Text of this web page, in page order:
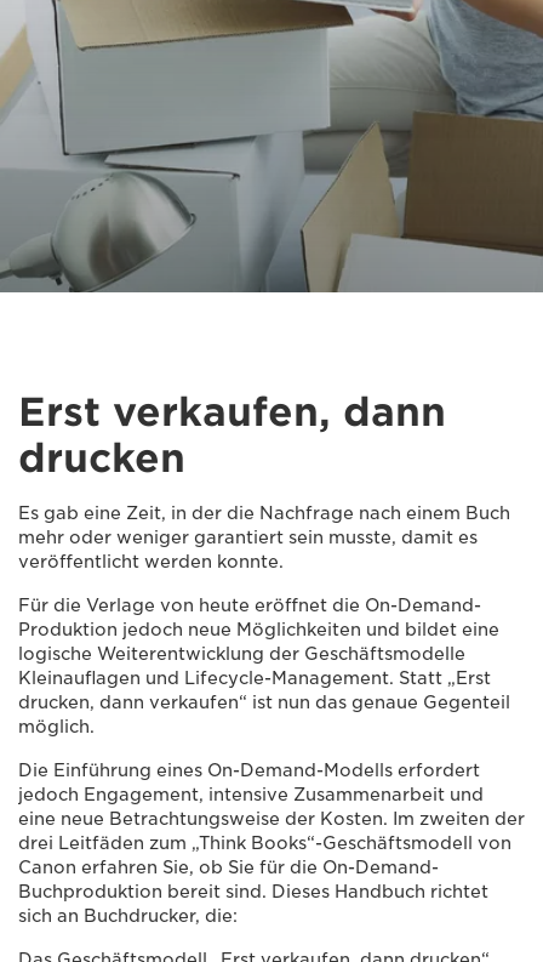
Erst verkaufen, dann
drucken
Es gab eine Zeit, in der die Nachfrage nach einem Buch
mehr oder weniger garantiert sein musste, damit es
veröffentlicht werden konnte.
Für die Verlage von heute eröffnet die On-Demand-
Produktion jedoch neue Möglichkeiten und bildet eine
logische Weiterentwicklung der Geschäftsmodelle
Kleinauflagen und Lifecycle-Management. Statt „Erst
drucken, dann verkaufen“ ist nun das genaue Gegenteil
möglich.
Die Einführung eines On-Demand-Modells erfordert
jedoch Engagement, intensive Zusammenarbeit und
eine neue Betrachtungsweise der Kosten. Im zweiten der
drei Leitfäden zum „Think Books“-Geschäftsmodell von
Canon erfahren Sie, ob Sie für die On-Demand-
Buchproduktion bereit sind. Dieses Handbuch richtet
sich an Buchdrucker, die: